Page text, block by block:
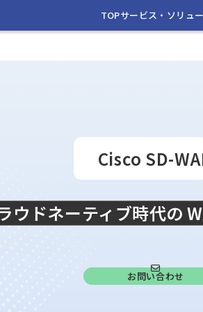
TOPサービス・ソリュ
Cisco SD-
ウドネーティブ時代の
お問い合わせ